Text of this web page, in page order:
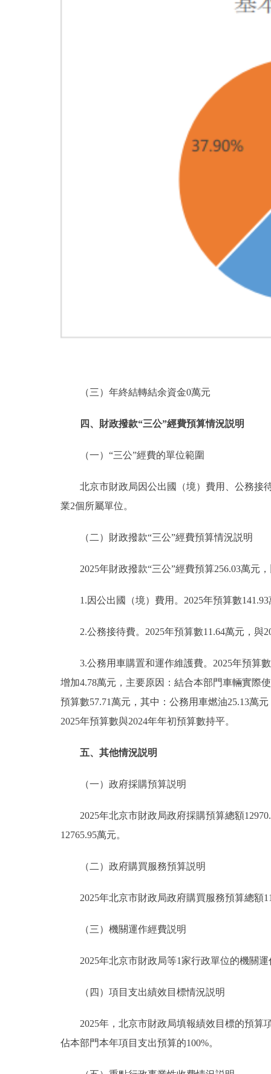
（三）年終結轉結余資金0萬元
四、財政撥款“三公”經費預算情況説明
（一）“三公”經費的單位範圍
北京市財政局因公出國（境）費用、公務接待
業2個所屬單位。
（二）財政撥款“三公”經費預算情況説明
2025年財政撥款“三公”經費預算256.03萬元，
1.因公出國（境）費用。2025年預算數141.93
2.公務接待費。2025年預算數11.64萬元，與
3.公務用車購置和運作維護費。2025年預算數
增加4.78萬元，主要原因：結合本部門車輛實際
預算數57.71萬元，其中：公務用車燃油25.13萬
2025年預算數與2024年年初預算數持平。
五、其他情況説明
（一）政府採購預算説明
2025年北京市財政局政府採購預算總額
12765.95萬元。
（二）政府購買服務預算説明
2025年北京市財政局政府購買服務預算總額
（三）機關運作經費説明
2025年北京市財政局等1家行政單位的機關運
（四）項目支出績效目標情況説明
2025年，北京市財政局填報績效目標的預算項
佔本部門本年項目支出預算的100%。